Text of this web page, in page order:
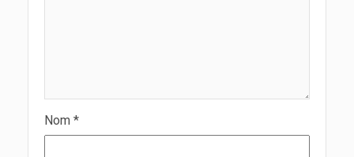
Nom *